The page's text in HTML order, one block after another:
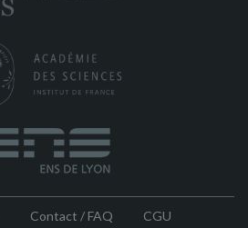
Contact / FAQ CGU